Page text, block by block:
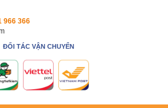
966 366
ĐỐI TÁC VẬN CHUYỂN